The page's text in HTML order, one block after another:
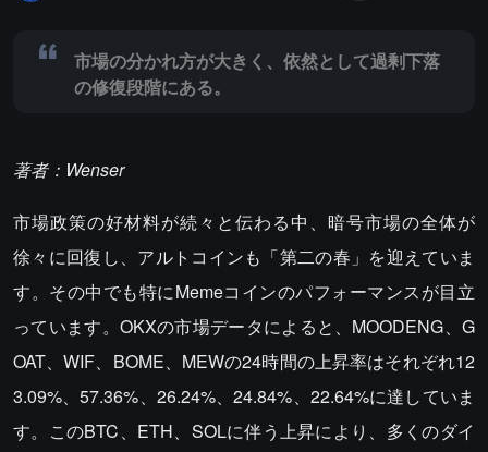
市場の分かれ方が大きく、依然として過剰下落
の修復段階にある。
著者：Wenser
市場政策の好材料が続々と伝わる中、暗号市場の全体が
徐々に回復し、アルトコインも「第二の春」を迎えていま
す。その中でも特にMemeコインのパフォーマンスが目立
っています。OKXの市場データによると、MOODENG、G
OAT、WIF、BOME、MEWの24時間の上昇率はそれぞれ12
3.09%、57.36%、26.24%、24.84%、22.64%に達していま
す。このBTC、ETH、SOLに伴う上昇により、多くのダイ